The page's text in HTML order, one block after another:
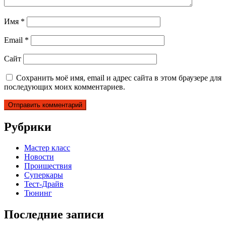
Имя *
Email *
Сайт
Сохранить моё имя, email и адрес сайта в этом браузере для
последующих моих комментариев.
Рубрики
Мастер класс
Новости
Проишествия
Суперкары
Тест-Драйв
Тюнинг
Последние записи